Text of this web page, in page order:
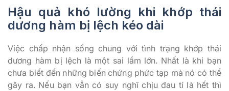
Hậu quả khó lường khi khớp thái
dương hàm bị lệch kéo dài
Việc chấp nhận sống chung với tình trạng khớp thái
dương hàm bị lệch là một sai lầm lớn. Nhất là khi bạn
chưa biết đến những biến chứng phức tạp mà nó có thể
gây ra. Nếu bạn vẫn có suy nghĩ chịu đau tí là hết thì